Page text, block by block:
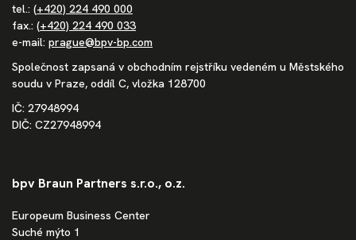
tel.: (+420) 224 490 000
fax.: (+420) 224 490 033
e-mail: prague@bpv-bp.com
Společnost zapsaná v obchodním rejstříku vedeném u Městského
soudu v Praze, oddíl C, vložka 128700
IČ: 27948994
DIČ: CZ27948994
bpv Braun Partners s.r.o., o.z.
Europeum Business Center
Suché mýto 1